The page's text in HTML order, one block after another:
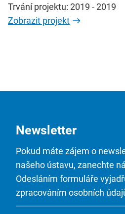
Trvání projektu: 2019 - 2019
Zobrazit projekt
Newsletter
Pokud máte zájem o
našeho ústavu, zanechte
Odesláním formuláře
zpracováním osobních